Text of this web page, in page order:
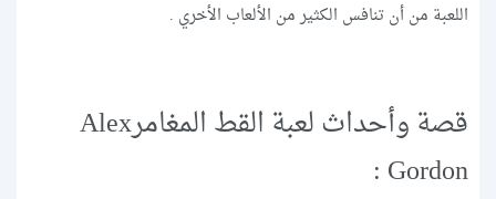
اللعبة من أن تنافس الكثير من الألعاب الأخري .
قصة وأحداث لعبة القط المغامرAlex
Gordon :